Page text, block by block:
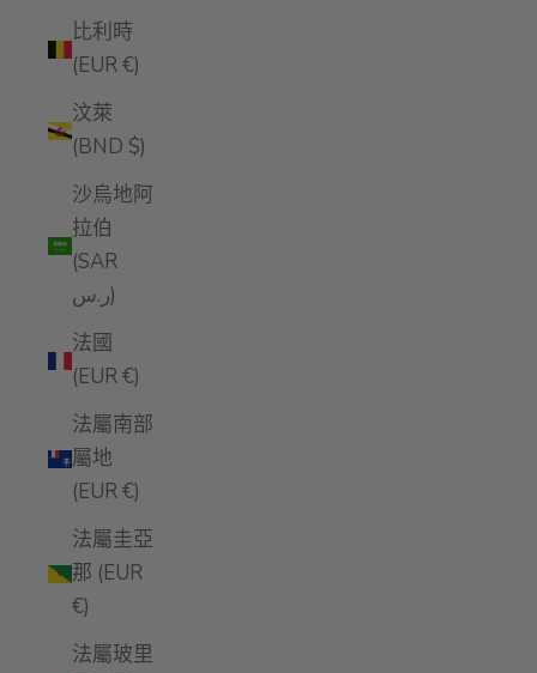
比利時
(EUR €)
汶萊
(BND $)
沙烏地阿
拉伯
(SAR
ر.س)
法國
(EUR €)
法屬南部
屬地
(EUR €)
法屬圭亞
那 (EUR
€)
法屬玻里